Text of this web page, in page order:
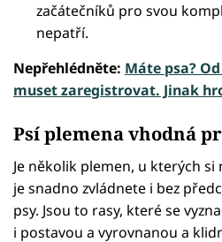
začátečníků pro svou
nepatří.
Nepřehlédněte: Máte psa?
muset zaregistrovat. Jinak
Psí plemena vhodná
Je několik plemen, u kterých
je snadno zvládnete i bez
psy. Jsou to rasy, které se
i postavou a vyrovnanou a